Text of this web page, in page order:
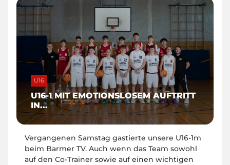
U16
U16-1 MIT EMOTIONSLOSEM AUFTRITT
IN...
Vergangenen Samstag gastierte unsere U16-1m
beim Barmer TV. Auch wenn das Team sowohl
auf den Co-Trainer sowie auf einen wichtigen